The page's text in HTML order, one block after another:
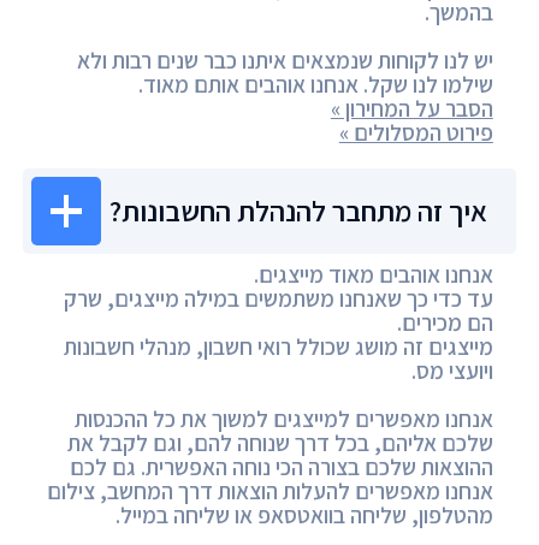
בהמשך.
יש לנו לקוחות שנמצאים איתנו כבר שנים רבות ולא
שילמו לנו שקל. אנחנו אוהבים אותם מאוד.
הסבר על המחירון »
פירוט המסלולים »
איך זה מתחבר להנהלת החשבונות?
אנחנו אוהבים מאוד מייצגים.
עד כדי כך שאנחנו משתמשים במילה מייצגים, שרק
הם מכירים.
מייצגים זה מושג שכולל רואי חשבון, מנהלי חשבונות
ויועצי מס.
אנחנו מאפשרים למייצגים למשוך את כל ההכנסות
שלכם אליהם, בכל דרך שנוחה להם, וגם לקבל את
ההוצאות שלכם בצורה הכי נוחה האפשרית. גם לכם
אנחנו מאפשרים להעלות הוצאות דרך המחשב, צילום
מהטלפון, שליחה בוואטסאפ או שליחה במייל.